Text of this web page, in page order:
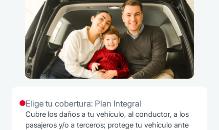
Elige tu cobertura: Plan Integral
Cubre los daños a tu vehículo, al conductor, a los
pasajeros y/o a terceros; protege tu vehículo ante